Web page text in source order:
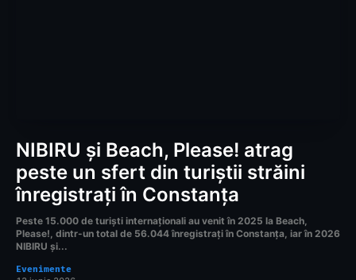
NIBIRU și Beach, Please! atrag
peste un sfert din turiștii străini
înregistrați în Constanța
Peste 15.000 de turiști internaționali au venit în 2025 la Beach,
Please!, dintr-un total de 56.044 înregistrați în Constanța, iar în 2026
NIBIRU și...
Evenimente